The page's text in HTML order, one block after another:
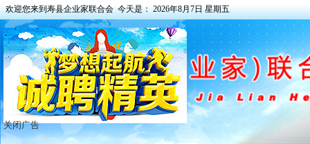
欢迎您来到寿县企业家联合会 今天是：2026年8月7日 星期五
关闭广告